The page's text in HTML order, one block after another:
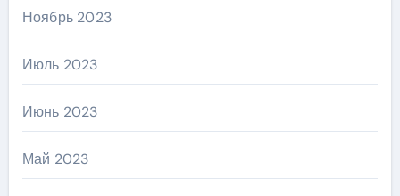
Ноябрь 2023
Июль 2023
Июнь 2023
Май 2023